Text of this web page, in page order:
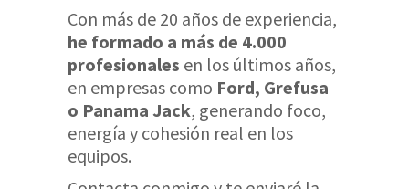
Con más de 20 años de experiencia,
he formado a más de 4.000
profesionales en los últimos años,
en empresas como Ford, Grefusa
o Panama Jack, generando foco,
energía y cohesión real en los
equipos.